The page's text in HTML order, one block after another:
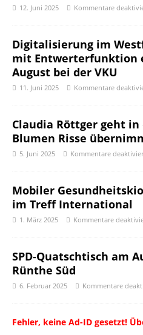
12. Juni 2025 Kommentare
Digitalisierung im
mit Entwerterfunktion
August bei der VKU
11. Juni 2025 Kommentare
Claudia Röttger geht in
Blumen Risse
5. Juni 2025 Kommentare
Mobiler
im Treff International
1. März 2025 Kommentare
SPD-Quatschtisch am
Rünthe Süd
6. Februar 2025 Kommentare
Fehler, keine Ad-ID gesetzt!